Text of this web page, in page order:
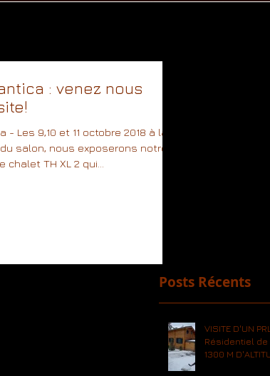
: venez nous
- Les 9,10 et 11 octobre 2018 à la
salon, nous exposerons notre
chalet phare le chalet TH XL 2 qui...
Posts Récents
VISITE D'UN
Résidentiel de
1300 M